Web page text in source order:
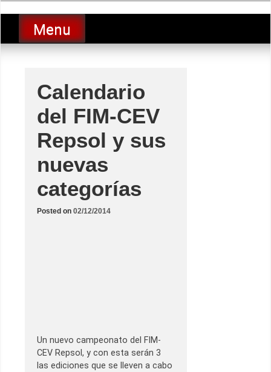
to
contentLucio Lopez GP
luciolopezgp
Menu
Calendario
del FIM-CEV
Repsol y sus
nuevas
categorías
Posted on 02/12/2014
Un nuevo campeonato del FIM-
CEV Repsol, y con esta serán 3
las ediciones que se lleven a cabo